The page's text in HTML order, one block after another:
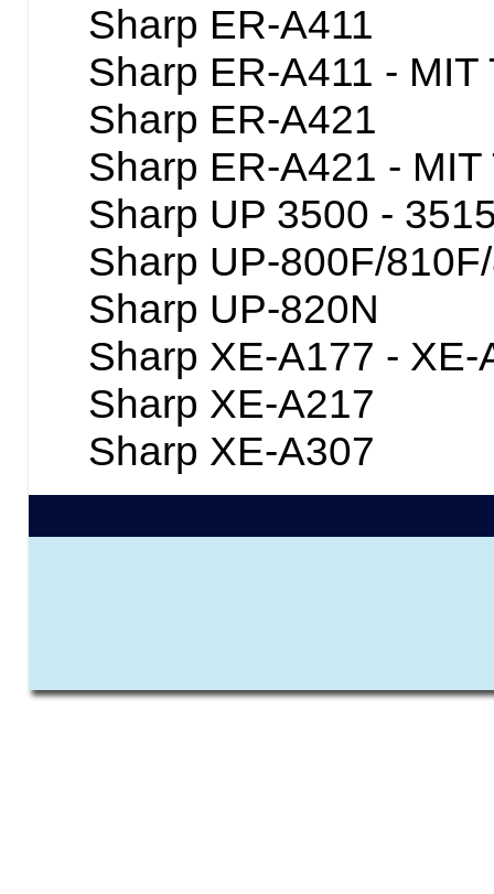
Sharp ER-A411
Sharp ER-A411 - MIT
Sharp ER-A421
Sharp ER-A421 - MIT
Sharp UP 3500 -
Sharp UP-800F/
Sharp UP-820N
Sharp XE-A177 - XE-
Sharp XE-A217
Sharp XE-A307